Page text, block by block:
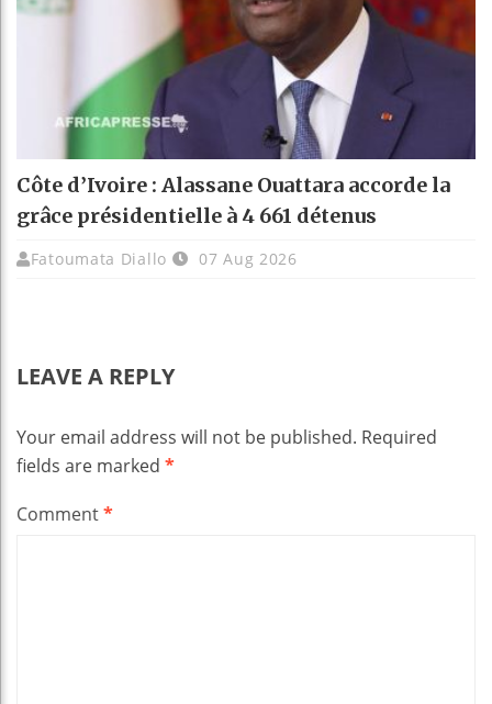
Côte d’Ivoire : Alassane Ouattara accorde la
grâce présidentielle à 4 661 détenus
Fatoumata Diallo 07 Aug 2026
LEAVE A REPLY
Your email address will not be published. Required
fields are marked *
Comment*